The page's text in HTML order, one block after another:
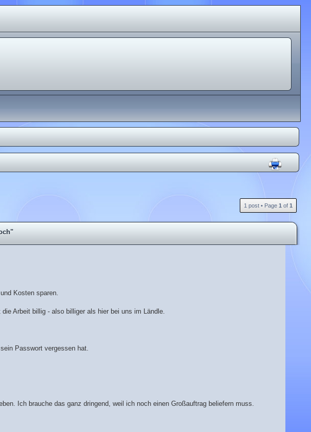
1 post • Page 1 of 1
Kosten sparen.
Arbeit billig - also billiger als hier bei uns im Ländle.
Passwort vergessen hat.
Ich brauche das ganz dringend, weil ich noch einen Großauftrag beliefern muss.